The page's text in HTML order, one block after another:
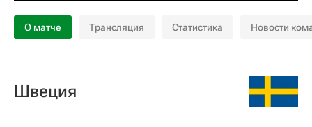
О матче Трансляция Статистика Новости
Швеция